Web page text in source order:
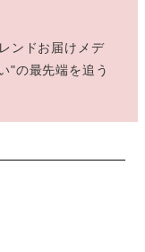
ンドお届けメデ
"の最先端を追う